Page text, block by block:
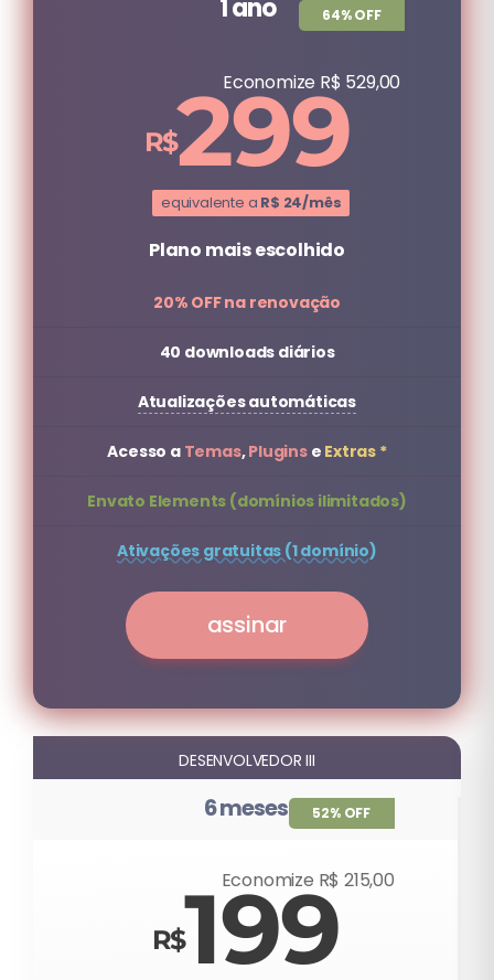
1 ano
299
Economize R$ 529,00
64% OFF
equivalente a R$ 24/mês
Plano mais escolhido
20% OFF na renovação
40 downloads diários
Atualizações automáticas
Acesso a Temas,Pluginse Extras *
Envato Elements (domínios ilimitados)
Ativações gratuitas (1 domínio)
assinar
DESENVOLVEDOR III
6 meses
199
Economize R$ 215,00
52% OFF